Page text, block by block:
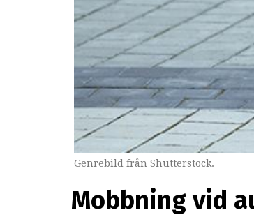
Genrebild från Shutterstock.
Mobbning vid